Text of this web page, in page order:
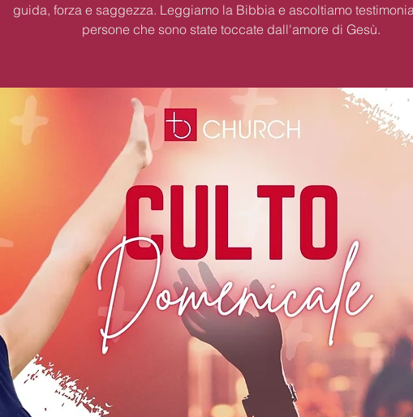
guida, forza e saggezza. Leggiamo la Bibbia e ascoltiamo
persone che sono state toccate dall'amore di Gesù.